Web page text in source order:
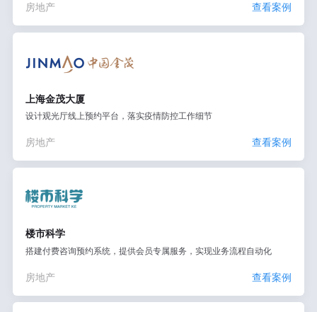
房地产 查看案例
上海金茂大厦
设计观光厅线上预约平台，落实疫情防控工作细节
房地产 查看案例
楼市科学
搭建付费咨询预约系统，提供会员专属服务，实现业务流程自动化
房地产 查看案例